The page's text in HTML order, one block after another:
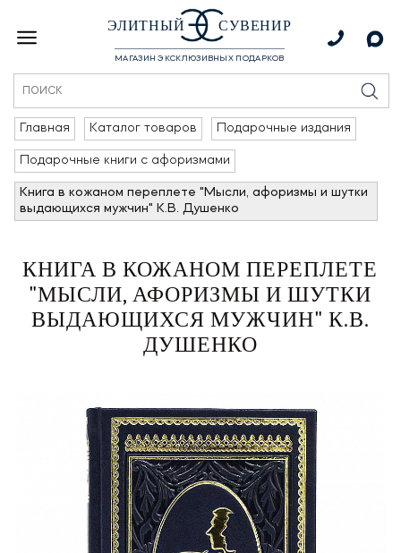
ЭЛИТНЫЙ СУВЕНИР
МАГАЗИН ЭКСКЛЮЗИВНЫХ ПОДАРКОВ
Главная Каталог товаров Подарочные издания
Подарочные книги с афоризмами
Книга в кожаном переплете "Мысли, афоризмы и шутки
выдающихся мужчин" К.В. Душенко
КНИГА В КОЖАНОМ ПЕРЕПЛЕТЕ
"МЫСЛИ, АФОРИЗМЫ И ШУТКИ
ВЫДАЮЩИХСЯ МУЖЧИН" К.В.
ДУШЕНКО